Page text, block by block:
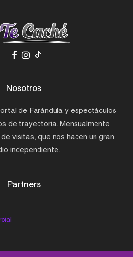
Nosotros
de Farándula y espectáculos
de trayectoria. Mensualmente
visitas, que nos hacen un gran
independiente.
Partners